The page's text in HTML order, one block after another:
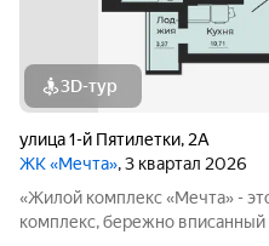
3D-тур
улица 1-й Пятилетки, 2А
ЖК «Мечта», 3 квартал 2026
«Жилой комплекс «Мечта» -
комплекс, бережно